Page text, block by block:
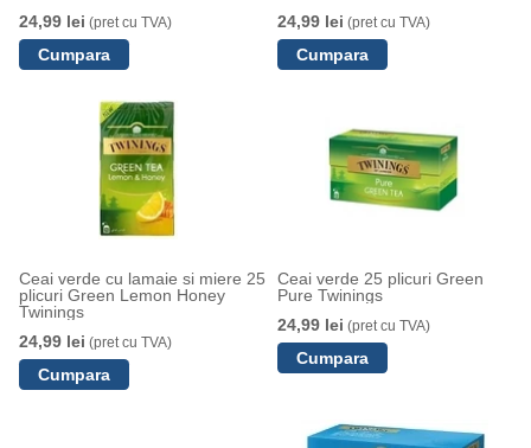
24,99 lei (pret cu TVA)
24,99 lei (pret cu TVA)
Ceai verde cu lamaie si miere 25
plicuri Green Lemon Honey
Twinings
24,99 lei (pret cu TVA)
Ceai verde 25 plicuri Green
Pure Twinings
24,99 lei (pret cu TVA)